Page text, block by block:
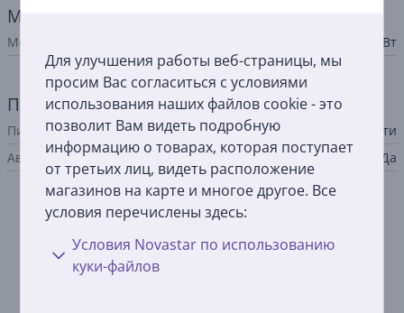
Для улучшения работы веб-страницы, мы
просим Вас согласиться с условиями
использования наших файлов cookie - это
позволит Вам видеть подробную
информацию о товарах, которая поступает
от третьих лиц, видеть расположение
магазинов на карте и многое другое. Все
условия перечислены здесь:
Условия Novastar по использованию
куки-файлов
Мощность
Мощность 11 Вт
Питание
Питание
от сети
Автоматическое отключение
Да
Описание
Long run time